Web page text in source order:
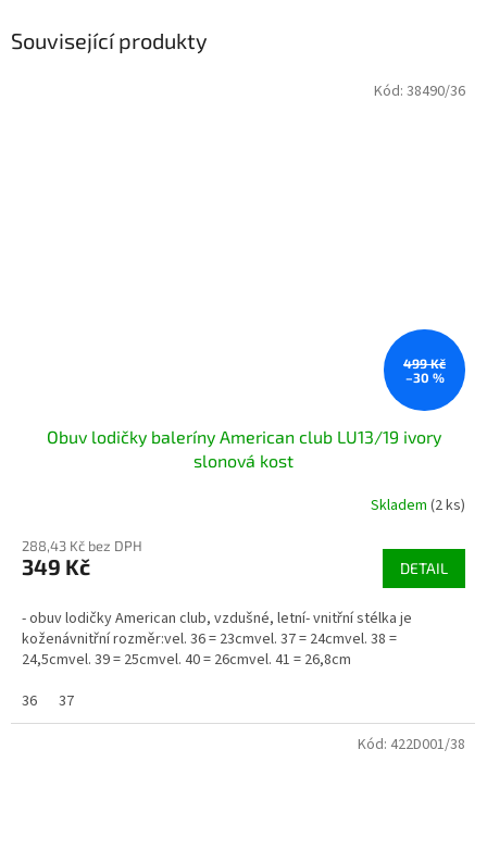
Související produkty
499 Kč
–30 %
Obuv lodičky baleríny American club LU13/19 ivory
slonová kost
Skladem (2 ks)
288,43 Kč bez DPH
349 Kč DETAIL
- obuv lodičky American club, vzdušné, letní- vnitřní stélka je
koženávnitřní rozměr:vel. 36 = 23cmvel. 37 = 24cmvel. 38 =
24,5cmvel. 39 = 25cmvel. 40 = 26cmvel. 41 = 26,8cm
36
37
Kód: 38490/36
Kód: 422D001/38